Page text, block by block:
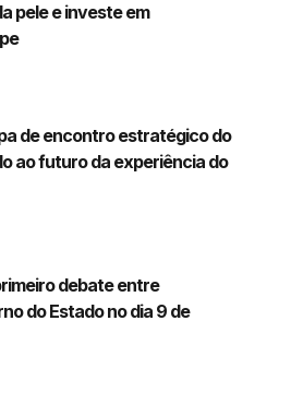
pele e investe em
de encontro estratégico do
ao futuro da experiência do
debate entre
do Estado no dia 9 de